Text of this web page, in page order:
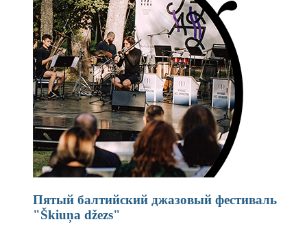
Пятый балтийский джазовый фестиваль
"Škiuņa džezs"